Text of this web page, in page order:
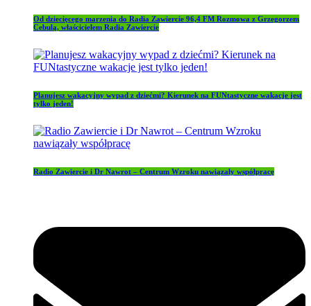
Od dziecięcego marzenia do Radia Zawiercie 96,4 FM Rozmowa z Grzegorzem
Cebulą, właścicielem Radia Zawiercie
Planujesz wakacyjny wypad z dziećmi? Kierunek na FUNtastyczne wakacje jest
tylko jeden!
Radio Zawiercie i Dr Nawrot – Centrum Wzroku nawiązały współpracę